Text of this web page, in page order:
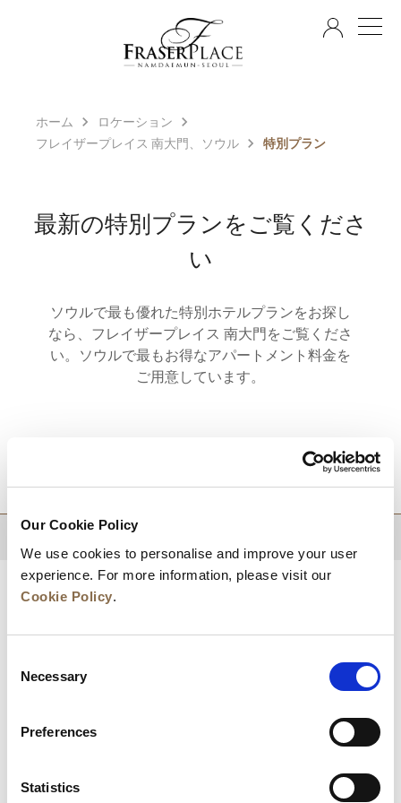
Our Cookie Policy
We use cookies to personalise and improve your user
experience. For more information, please visit our
Cookie Policy.
Selection
Necessary
Preferences
Statistics
ホーム
ロケーション
フレイザープレイス 南大門、ソウル
特別プラン
最新の特別プランをご覧くださ
い
ソウルで最も優れた特別ホテルプランをお探し
なら、フレイザープレイス 南大門をご覧くださ
い。ソウルで最もお得なアパートメント料金を
ご用意しています。